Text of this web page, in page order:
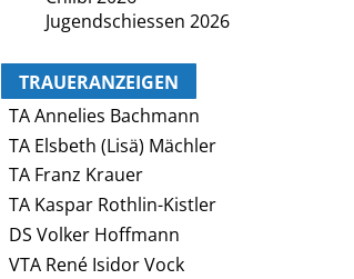
Jugendschiessen 2026
TRAUERANZEIGEN
TA Annelies Bachmann
TA Elsbeth (Lisä) Mächler
TA Franz Krauer
TA Kaspar Rothlin-Kistler
DS Volker Hoffmann
VTA René Isidor Vock